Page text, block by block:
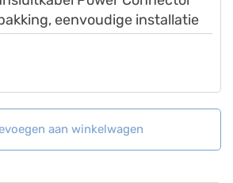
eenvoudige installatie
aan winkelwagen